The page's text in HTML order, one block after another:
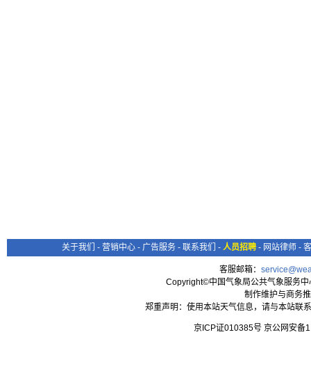
关于我们 - 营销中心 - 广告服务 - 联系我们 - 人员招聘 - 网站律师 -
客服邮箱：
Copyright©中国气象局公共气象服务
制作维护与商务
郑重声明：使用本站天气信息，请与本站联
京ICP证010385号 京公网安备